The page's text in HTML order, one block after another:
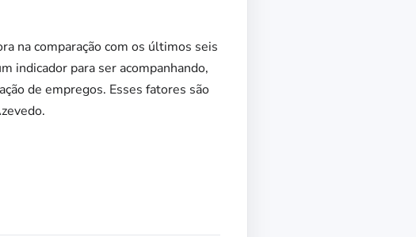
na comparação com os últimos seis
indicador para ser acompanhando,
de empregos. Esses fatores são